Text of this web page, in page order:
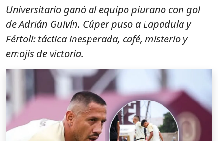
Universitario ganó al equipo piurano con gol
de Adrián Guivín. Cúper puso a Lapadula y
Fértoli: táctica inesperada, café, misterio y
emojis de victoria.